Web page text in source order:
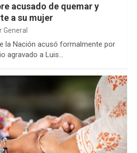
acusado de quemar y
a su mujer
General
la Nación acusó formalmente por
agravado a Luis…